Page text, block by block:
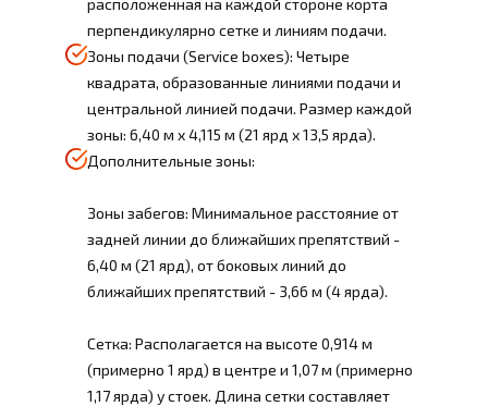
перпендикулярно сетке и линиям подачи.
Зоны подачи (Service boxes): Четыре
квадрата, образованные линиями подачи и
центральной линией подачи. Размер каждой
зоны: 6,40 м x 4,115 м (21 ярд x 13,5 ярда).
Дополнительные зоны:
Зоны забегов: Минимальное расстояние от
задней линии до ближайших препятствий -
6,40 м (21 ярд), от боковых линий до
ближайших препятствий - 3,66 м (4 ярда).
Сетка: Располагается на высоте 0,914 м
(примерно 1 ярд) в центре и 1,07 м (примерно
1,17 ярда) у стоек. Длина сетки составляет